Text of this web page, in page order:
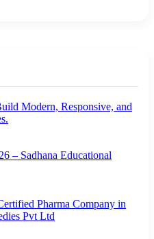
Modern, Responsive, and
– Sadhana Educational
Pharma Company in
Pvt Ltd